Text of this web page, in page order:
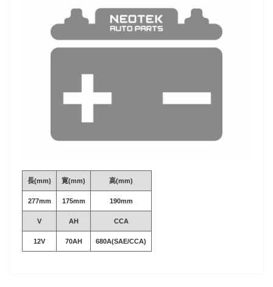
長(mm) 寛(mm) 高(mm)
277mm 175mm 190mm
V AH CCA
12V 70AH 680A(SAE/CCA)